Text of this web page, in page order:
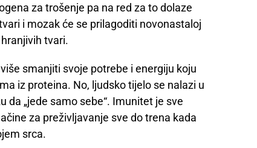
za trošenje pa na red za to dolaze
i mozak će se prilagoditi novonastaloj
tvari.
smanjiti svoje potrebe i energiju koju
iz proteina. No, ljudsko tijelo se nalazi u
da „jede samo sebe“. Imunitet je sve
za preživljavanje sve do trena kada
srca.